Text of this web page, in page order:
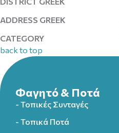
ADDRESS GREEK
CATEGORY
back to top
Φαγητό & Ποτά
- Τοπικές Συνταγές
- Τοπικά Ποτά